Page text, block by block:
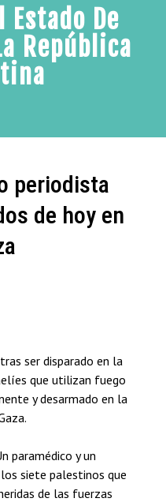
Estado De
República
periodista
de hoy en
ser disparado en la
que utilizan fuego
y desarmado en la
paramédico y un
siete palestinos que
de las fuerzas